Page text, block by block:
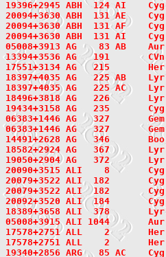
19396+2945 ABH  124 AI
20094+3630 ABH  131 AE
20094+3630 ABH  131 AF
20094+3630 ABH  131 AI
05008+3913 AG    83 AB
13394+3536 AG   191
17551+3134 AG   215
18397+4035 AG   225 AB    Lyr
18397+4035 AG   225 AC
18496+3818 AG   226
19434+3158 AG   235
06383+1446 AG   327
06383+1446 AG   327
14491+2628 AG   346
18582+2924 AG   367
19050+2904 AG   372
20090+3515 ALI    8
20079+3522 ALI  182
20079+3522 ALI  182
20092+3520 ALI  184
18389+3658 ALI  378
05008+3915 ALI 1044
17578+2751 ALL    2
17578+2751 ALL    2
19340+2856 ARG   85 AC